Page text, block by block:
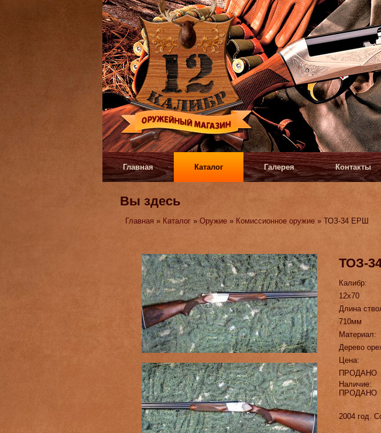
Главная Каталог Галерея Контакты
Вы здесь
Главная » Каталог »Оружие » Комиссионное оружие » ТОЗ-34 ЕРШ
ТОЗ-
Калибр:
12х70
Длина
710мм
Материал:
Дерево
Цена:
ПРОДАНО
Наличие:
ПРОДАНО
2004 год.